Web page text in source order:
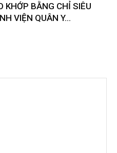
KHỚP BẰNG CHỈ SIÊU
VIỆN QUÂN Y...